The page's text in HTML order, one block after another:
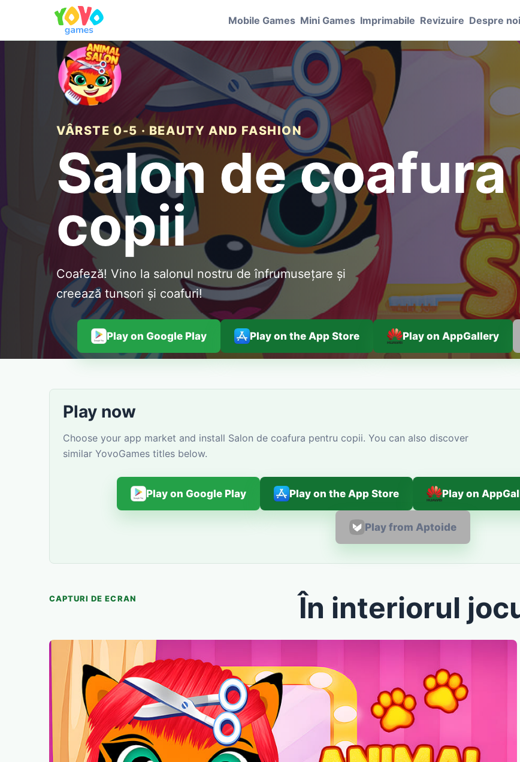
Mobile Games Mini Games Imprimabile Revizuire Despre noi
VÂRSTE 0-5 · BEAUTY AND FASHION
Salon de
copii
Coafeză! Vino la salonul nostru de înfrumusețare și
creează tunsori și coafuri!
Play on Google Play Play on the App Store Play on AppGallery
Play now
Choose your app market and install Salon de coafura pentru copii. You can also discover
similar YovoGames titles below.
Play on Google Play Play on the App Store Play on
Play from Aptoide
CAPTURI DE ECRAN În interiorul